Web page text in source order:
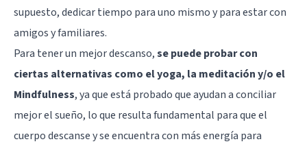
supuesto, dedicar tiempo para uno mismo y para estar con
amigos y familiares.
Para tener un mejor descanso,se puede probar con
ciertas alternativas como el yoga, la meditación y/o el
Mindfulness, ya que está probado que ayudan a conciliar
mejor el sueño, lo que resulta fundamental para que el
cuerpo descanse y se encuentra con más energía para